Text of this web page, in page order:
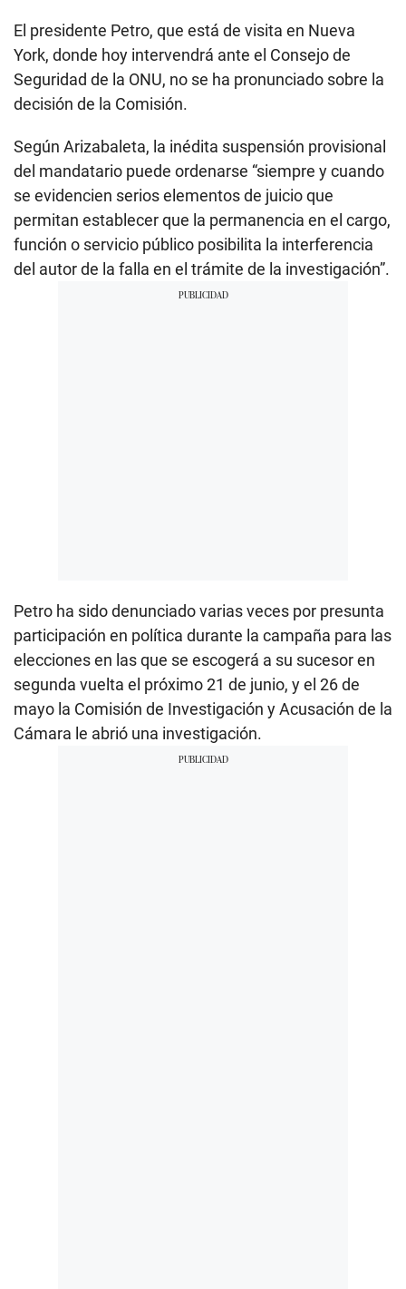
El presidente Petro, que está de visita en Nueva
York, donde hoy intervendrá ante el Consejo de
Seguridad de la ONU, no se ha pronunciado sobre la
decisión de la Comisión.
Según Arizabaleta, la inédita suspensión provisional
del mandatario puede ordenarse “siempre y cuando
se evidencien serios elementos de juicio que
permitan establecer que la permanencia en el cargo,
función o servicio público posibilita la interferencia
del autor de la falla en el trámite de la investigación”.
Petro ha sido denunciado varias veces por presunta
participación en política durante la campaña para las
elecciones en las que se escogerá a su sucesor en
segunda vuelta el próximo 21 de junio, y el 26 de
mayo la Comisión de Investigación y Acusación de la
Cámara le abrió una investigación.